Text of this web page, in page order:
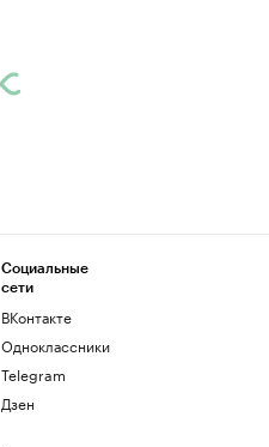
Социальные
сети
ВКонтакте
Одноклассники
Telegram
Дзен